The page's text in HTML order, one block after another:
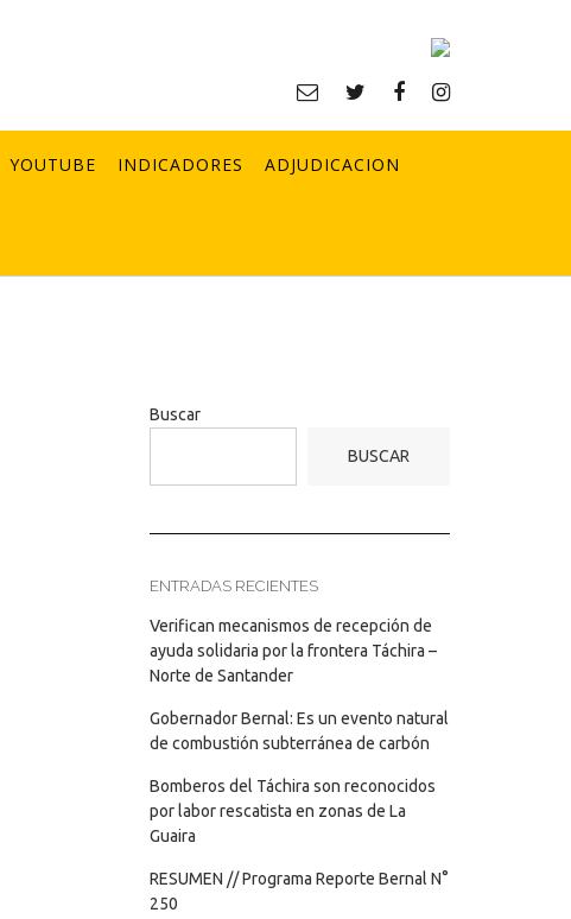
YOUTUBE INDICADORES ADJUDICACION
Buscar
BUSCAR
ENTRADAS RECIENTES
Verifican mecanismos de recepción de
ayuda solidaria por la frontera Táchira –
Norte de Santander
Gobernador Bernal: Es un evento natural
de combustión subterránea de carbón
Bomberos del Táchira son reconocidos
por labor rescatista en zonas de La
Guaira
RESUMEN // Programa Reporte Bernal N°
250